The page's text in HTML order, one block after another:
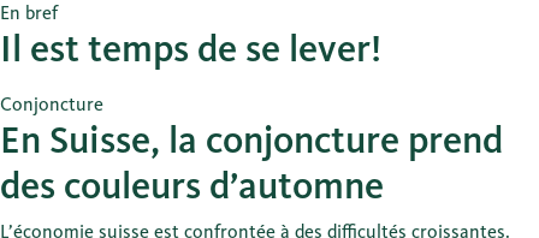
En bref
Il est temps de se lever!
Conjoncture
En Suisse, la conjoncture prend
des couleurs d’automne
L’économie suisse est confrontée à des difficultés croissantes.